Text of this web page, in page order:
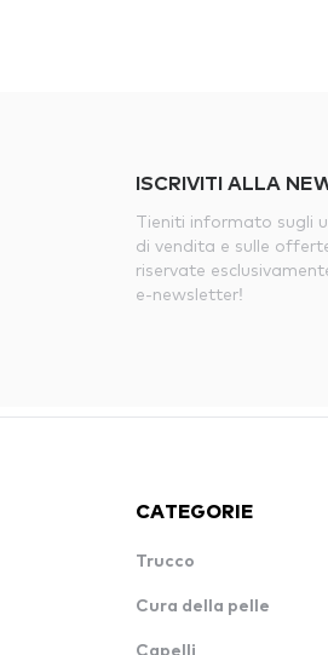
ISCRIVITI ALLA
Tieniti informato sugli
di vendita e sulle
riservate
e-newsletter!
CATEGORIE
Trucco
Cura della pelle
Capelli